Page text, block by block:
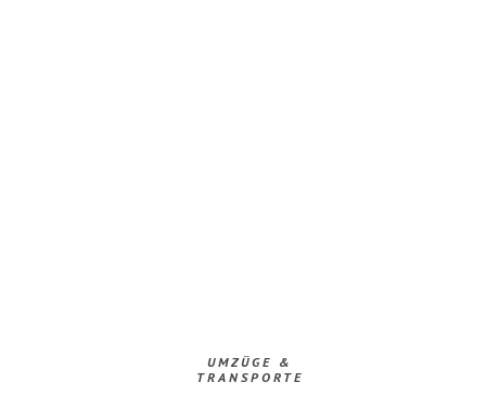
UMZÜGE &
TRANSPORTE